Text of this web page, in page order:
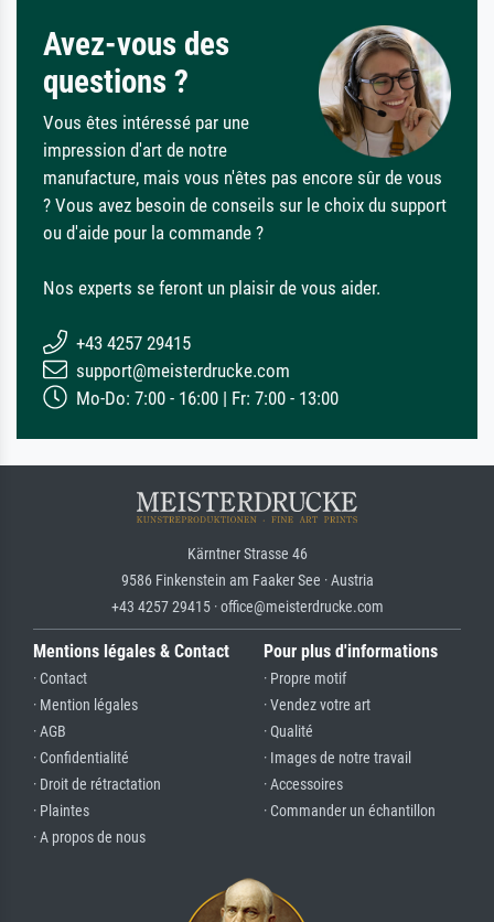
Avez-vous des
questions ?
Vous êtes intéressé par une
impression d'art de notre
manufacture, mais vous n'êtes pas encore sûr de vous
? Vous avez besoin de conseils sur le choix du support
ou d'aide pour la commande ?
Nos experts se feront un plaisir de vous aider.
+43 4257 29415
support@meisterdrucke.com
Mo-Do: 7:00 - 16:00 | Fr: 7:00 - 13:00
Kärntner Strasse 46
9586 Finkenstein am Faaker See · Austria
+43 4257 29415 · office@meisterdrucke.com
Mentions légales & Contact
· Contact
· Mention légales
· AGB
· Confidentialité
· Droit de rétractation
· Plaintes
· A propos de nous
Pour plus d'informations
· Propre motif
· Vendez votre art
· Qualité
· Images de notre travail
· Accessoires
· Commander un échantillon